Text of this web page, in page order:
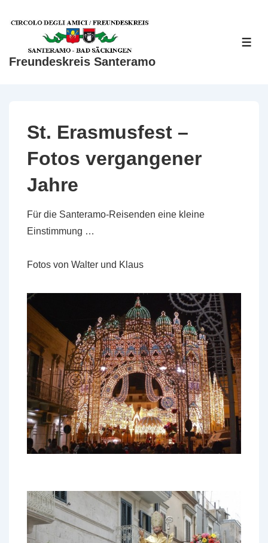
Zum
Freundeskreis Santeramo
St. Erasmusfest –
Fotos vergangener
Jahre
Für die Santeramo-Reisenden eine kleine
Einstimmung …
Fotos von Walter und Klaus